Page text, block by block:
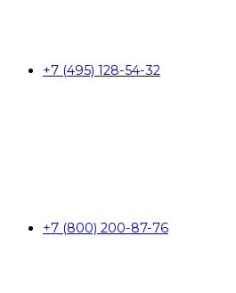
+7 (495) 128-54-32
+7 (800) 200-87-76